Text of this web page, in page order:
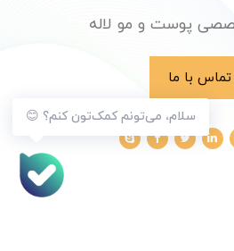
سلام، می‌تونم کمک‌تون کنم؟ 😊
پوست و مو لاله
تماس با ما